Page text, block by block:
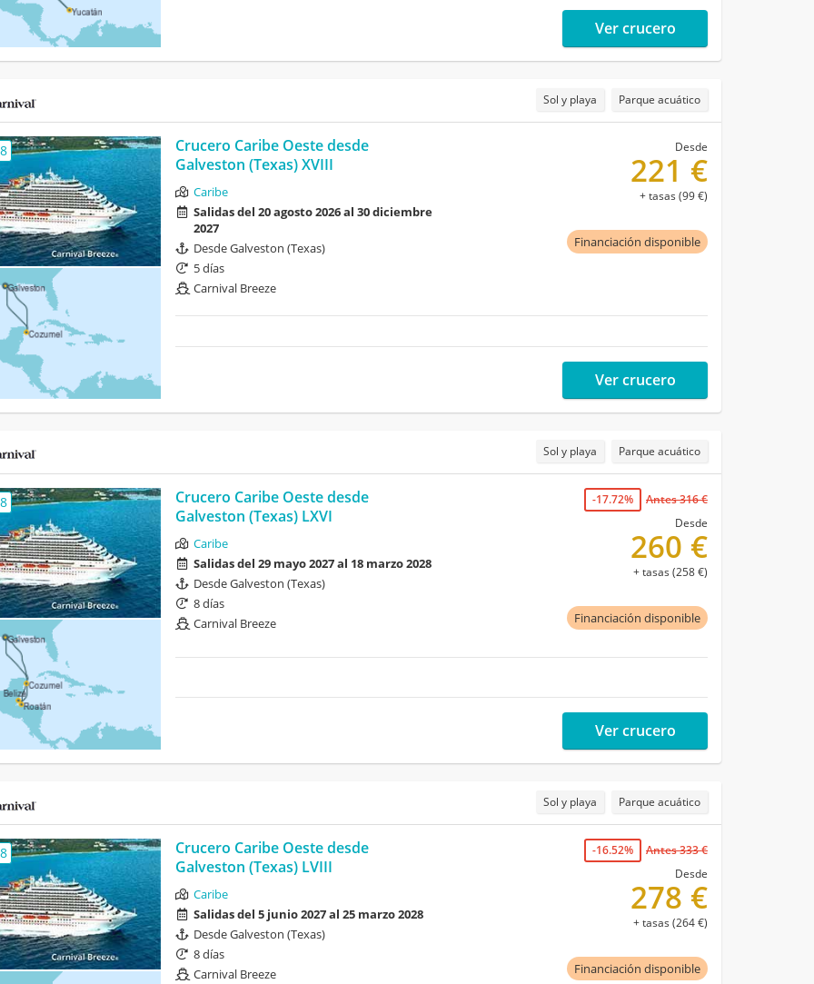
Ver crucero
Sol y playa Parque acuático
Crucero Caribe Oeste desde
Galveston (Texas) XVIII
Caribe
Salidas del 20 agosto 2026 al 30 diciembre
2027
Desde Galveston (Texas)
5 días
Carnival Breeze
Financiación disponible
Desde
221 €
+ tasas (99 €)
Ver crucero
Sol y playa Parque acuático
Crucero Caribe Oeste desde
Galveston (Texas) LXVI
Caribe
Salidas del 29 mayo 2027 al 18 marzo 2028
Desde Galveston (Texas)
8 días
Carnival Breeze
Financiación disponible
-17.72%
Antes 316 €
Desde
260 €
+ tasas (258 €)
Ver crucero
Sol y playa Parque acuático
Crucero Caribe Oeste desde
Galveston (Texas) LVIII
Caribe
Salidas del 5 junio 2027 al 25 marzo 2028
Desde Galveston (Texas)
8 días
Carnival Breeze
Financiación disponible
-16.52%
Antes 333 €
Desde
278 €
+ tasas (264 €)